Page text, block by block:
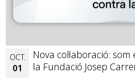
OCT.
01
Nova col·laboració:
la Fundació Josep